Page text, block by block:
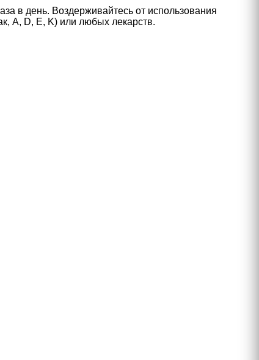
в день. Воздерживайтесь от использования
A, D, E, K) или любых лекарств.